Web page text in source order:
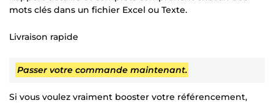
mots clés dans un fichier Excel ou Texte.
Livraison rapide
Passer votre commande maintenant.
Si vous voulez vraiment booster votre référencement,